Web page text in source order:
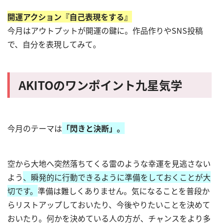
開運アクション『自己表現をする』
今月はアウトプットが開運の鍵に。作品作りやSNS投稿
で、自分を表現してみて。
AKITOのワンポイント九星気学
今月のテーマは 「閃きと決断」。
空から大地へ突然落ちてくる雷のような幸運を見逃さない
よう、瞬発的に行動できるように準備をしておくことが大
切です。 準備は難しくありません。気になることを普段か
らリストアップしておいたり、今後やりたいことを決めて
おいたり。何かを決めている人の方が、チャンスをより多